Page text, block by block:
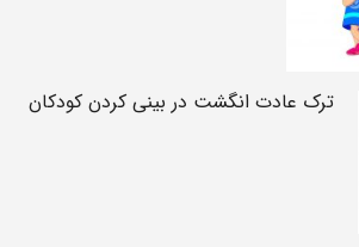
ترک عادت انگشت در بینی کردن کودکان